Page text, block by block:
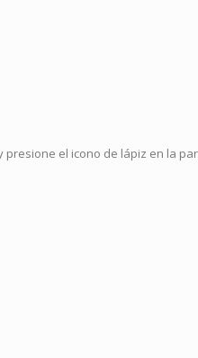
presione el icono de lápiz en la